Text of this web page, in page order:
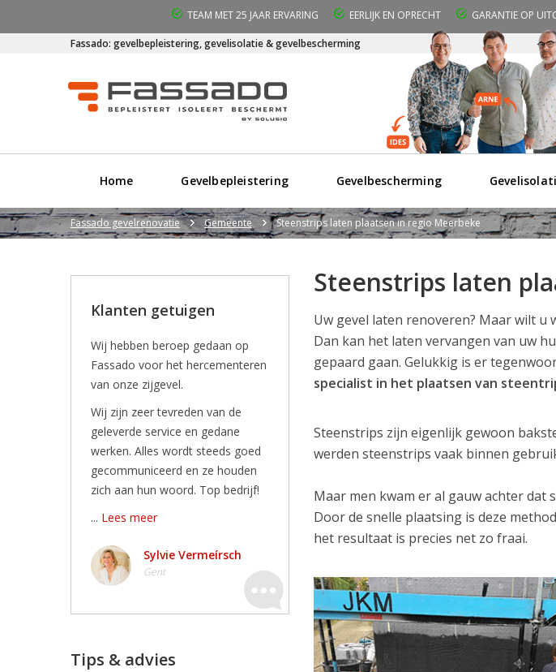
TEAM MET 25 JAAR ERVARING EERLIJK EN OPRECHT GARANTIE OP
Fassado: gevelbepleistering, gevelisolatie & gevelbescherming
Home Gevelbepleistering Gevelbescherming
Fassado gevelrenovatie Gemeente Steenstrips laten plaatsen in regio Meerbeke
Steenstrips laten
Uw gevel laten renoveren? Maar wilt
Dan kan het laten vervangen van uw
gepaard gaan. Gelukkig is er
specialist in het plaatsen van
Steenstrips zijn eigenlijk gewoon
werden steenstrips vaak binnen
Maar men kwam er al gauw achter
Door de snelle plaatsing is deze
het resultaat is precies net zo fraai.
Klanten getuigen
Wij hebben beroep gedaan op
Fassado voor het hercementeren
van onze zijgevel.
Wij zijn zeer tevreden van de
geleverde service en gedane
werken. Alles wordt steeds goed
gecommuniceerd en ze houden
zich aan hun woord. Top bedrijf!
... Lees meer
Sylvie Vermeírsch
Gent
Tips & advies